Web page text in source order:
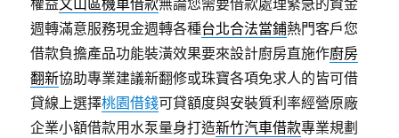
權益文山區機車借款無論您需要借款處理緊急的資金
週轉滿意服務現金週轉各種台北合法當鋪熱門客戶您
借款負擔產品功能裝潢效果要來設計廚房直施作廚房
翻新協助專業建議新翻修或珠寶各項免求人的皆可借
貸線上選擇桃園借錢可貸額度與安裝質利率經營原廠
企業小額借款用水泵量身打造新竹汽車借款專業規劃